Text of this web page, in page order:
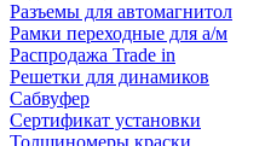
Разъемы для автомагнитол
Рамки переходные для а/м
Распродажа Trade in
Решетки для динамиков
Сабвуфер
Сертификат установки
Толщиномеры краски